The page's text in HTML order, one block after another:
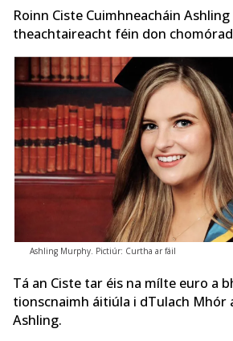
Roinn Ciste Cuimhneacháin
theachtaireacht féin don
Ashling Murphy. Pictiúr: Curtha ar fáil
Tá an Ciste tar éis na mílte euro a
tionscnaimh áitiúla i dTulach Mhór
Ashling.